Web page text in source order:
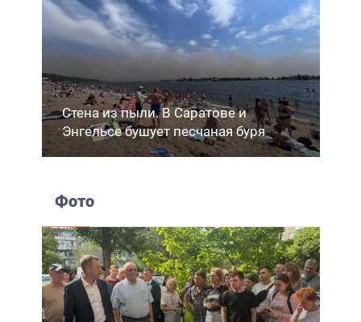
Стена из пыли. В Саратове и
Энгельсе бушует песчаная буря
Фото